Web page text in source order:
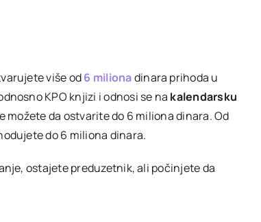
više od6 milionadinara prihoda u
KPO knjizi i odnosi se na kalendarsku
da ostvarite do 6 miliona dinara. Od
do 6 miliona dinara.
ostajete preduzetnik, ali počinjete da